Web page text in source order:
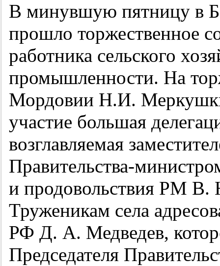
В минувшую пятницу в
прошло торжественное
работника сельского
промышленности. На
Мордовии Н.И.
участие большая
возглавляемая
Правительства-
и продовольствия РМ
Труженикам села
РФ Д. А. Медведев,
Председателя